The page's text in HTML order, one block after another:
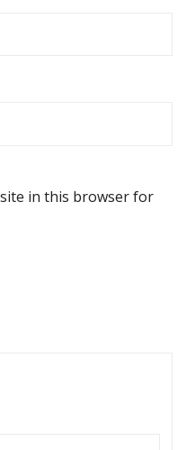
in this browser for